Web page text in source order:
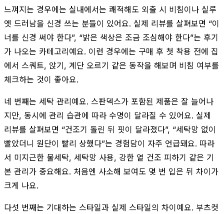
느껴지는 경우에는 실내에서는 쾌적해도 외출 시 비침이나 실루
엣 드러남을 신경 쓰는 분들이 있어요. 실제 리뷰를 살펴보면 “이
너를 신경 써야 한다”, “밝은 색상은 조금 조심해야 한다”는 후기
가 나오는 카테고리예요. 이런 경우에는 구매 후 첫 착용 전에 집
에서 스쿼트, 앉기, 계단 오르기 같은 동작을 해보며 비침 여부를
체크하는 것이 좋아요.
네 번째는 세탁 관리예요. 스판덱스가 포함된 제품은 잘 늘어나
지만, 동시에 관리 습관에 따라 수명이 달라질 수 있어요. 실제
리뷰를 살펴보면 “건조기 돌린 뒤 핏이 달라졌다”, “세탁망 없이
빨았더니 원단이 빨리 상했다”는 경험담이 자주 언급돼요. 따라
서 미지근한 물세탁, 세탁망 사용, 강한 열 건조 피하기 같은 기
본 관리가 중요해요. 처음엔 사소해 보여도 몇 번 입은 뒤 차이가
크게 나요.
다섯 번째는 기대하는 스타일과 실제 스타일의 차이예요. 부츠컷